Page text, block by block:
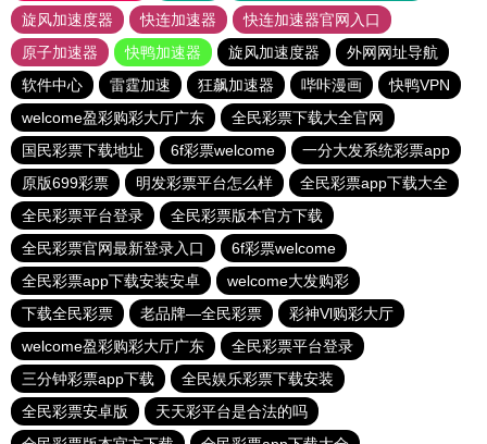
旋风加速度器
快连加速器
快连加速器官网入口
原子加速器
快鸭加速器 旋风加速度器
外网网址导航
软件中心
雷霆加速 狂飙加速器 哔咔漫画
快鸭VPN
welcome盈彩购彩大厅广东
全民彩票下载大全官网
国民彩票下载地址
6f彩票welcome
一分大发系统彩票app
原版699彩票
明发彩票平台怎么样
全民彩票app下载大全
全民彩票平台登录
全民彩票版本官方下载
全民彩票官网最新登录入口
6f彩票welcome
全民彩票app下载安装安卓
welcome大发购彩
下载全民彩票
老品牌—全民彩票
彩神Vl购彩大厅
welcome盈彩购彩大厅广东
全民彩票平台登录
三分钟彩票app下载
全民娱乐彩票下载安装
全民彩票安卓版
天天彩平台是合法的吗